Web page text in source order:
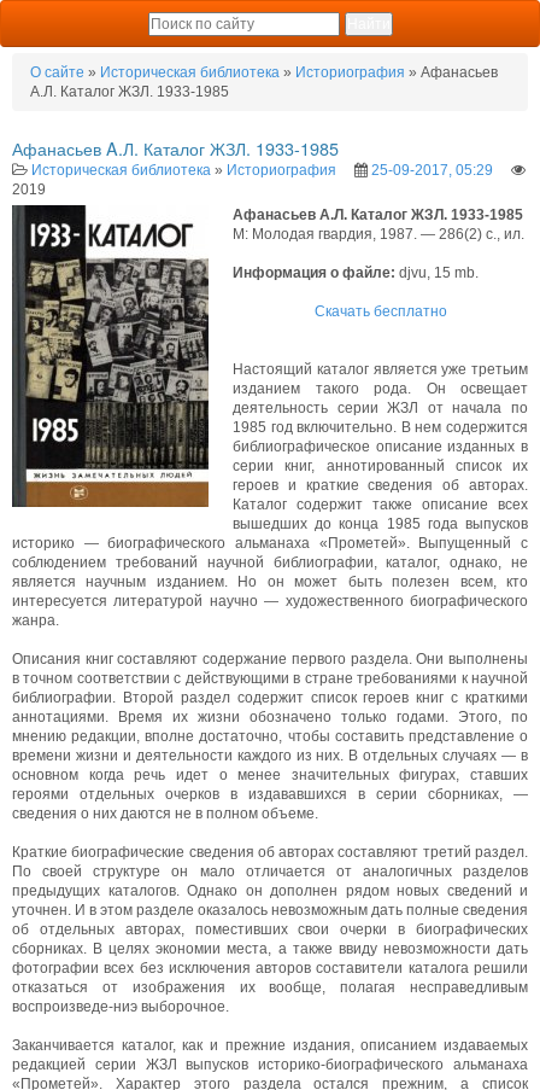
О сайте » Историческая библиотека » Историография » Афанасьев
A.Л. Каталог ЖЗЛ. 1933-1985
Афанасьев A.Л. Каталог ЖЗЛ. 1933-1985
Историческая библиотека » Историография
25-09-2017, 05:29
2019
Афанасьев A.Л. Каталог ЖЗЛ. 1933-1985
М: Молодая гвардия, 1987. — 286(2) с., ил.
Информация о файле: djvu, 15 mb.
Скачать бесплатно
Настоящий каталог является уже третьим
изданием такого рода. Он освещает
деятельность серии ЖЗЛ от начала по
1985 год включительно. В нем содержится
библиографическое описание изданных в
серии книг, аннотированный список их
героев и краткие сведения об авторах.
Каталог содержит также описание всех
вышедших до конца 1985 года выпусков
историко — биографического альманаха «Прометей». Выпущенный с
соблюдением требований научной библиографии, каталог, однако, не
является научным изданием. Но он может быть полезен всем, кто
интересуется литературой научно — художественного биографического
жанра.
Описания книг составляют содержание первого раздела. Они выполнены
в точном соответствии с действующими в стране требованиями к научной
библиографии. Второй раздел содержит список героев книг с краткими
аннотациями. Время их жизни обозначено только годами. Этого, по
мнению редакции, вполне достаточно, чтобы составить представление о
времени жизни и деятельности каждого из них. В отдельных случаях — в
основном когда речь идет о менее значительных фигурах, ставших
героями отдельных очерков в издававшихся в серии сборниках, —
сведения о них даются не в полном объеме.
Краткие биографические сведения об авторах составляют третий раздел.
По своей структуре он мало отличается от аналогичных разделов
предыдущих каталогов. Однако он дополнен рядом новых сведений и
уточнен. И в этом разделе оказалось невозможным дать полные сведения
об отдельных авторах, поместивших свои очерки в биографических
сборниках. В целях экономии места, а также ввиду невозможности дать
фотографии всех без исключения авторов составители каталога решили
отказаться от изображения их вообще, полагая несправедливым
воспроизведе-ниэ выборочное.
Заканчивается каталог, как и прежние издания, описанием издаваемых
редакцией серии ЖЗЛ выпусков историко-биографического альманаха
«Прометей». Характер этого раздела остался прежним, а список